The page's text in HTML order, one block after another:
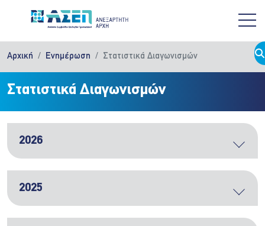
Αρχική Ενημέρωση Στατιστικά Διαγωνισμών
Στατιστικά Διαγωνισμών
2026
2025